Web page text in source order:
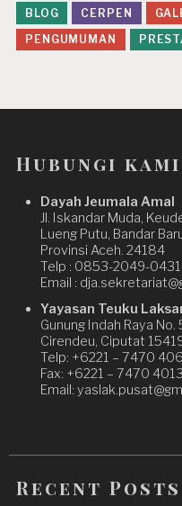
BLOG CERPEN
PENGUMUMAN
Hubungi kami
Dayah Jeumala Amal
Jl. Iskandar Muda,
Lueng Putu, Bandar
Provinsi Aceh. 24184
Telp : 0853-2049-0431
Email :
Yayasan Teuku
Gunung Indah Raya No.
Cirendeu, Ciputat
Telp: +6221 – 7470
Fax: +6221 – 7470 4013
Email:
Recent Posts